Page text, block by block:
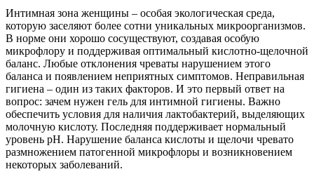
Интимная зона женщины – особая экологическая среда,
которую заселяют более сотни уникальных микроорганизмов.
В норме они хорошо сосуществуют, создавая особую
микрофлору и поддерживая оптимальный кислотно-щелочной
баланс. Любые отклонения чреваты нарушением этого
баланса и появлением неприятных симптомов. Неправильная
гигиена – один из таких факторов. И это первый ответ на
вопрос: зачем нужен гель для интимной гигиены. Важно
обеспечить условия для наличия лактобактерий, выделяющих
молочную кислоту. Последняя поддерживает нормальный
уровень рН. Нарушение баланса кислоты и щелочи чревато
размножением патогенной микрофлоры и возникновением
некоторых заболеваний.